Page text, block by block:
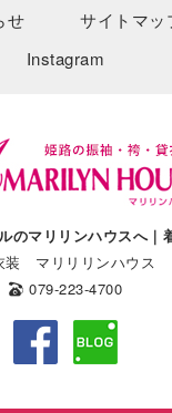
せ サイトマッ
Instagram
のマリリンハウスへ｜
装 マリリリンハウス
079-223-4700